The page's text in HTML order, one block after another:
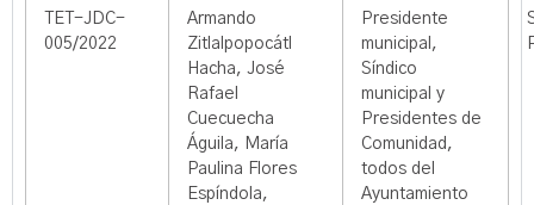
TET-JDC-
005/2022
Armando
Zitlalpopocátl
Hacha, José
Rafael
Cuecuecha
Águila, María
Paulina Flores
Espíndola,
Presidente
municipal,
Síndico
municipal y
Presidentes de
Comunidad,
todos del
Ayuntamiento